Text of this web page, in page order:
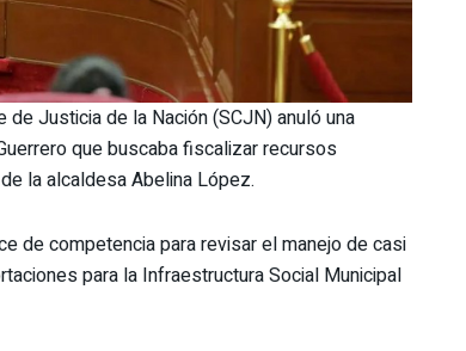
de Justicia de la Nación (SCJN) anuló una
que buscaba fiscalizar recursos
la alcaldesa Abelina López.
de competencia para revisar el manejo de casi
para la Infraestructura Social Municipal